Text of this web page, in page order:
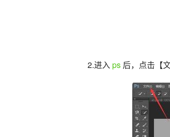
2.进入 ps 后，点击【